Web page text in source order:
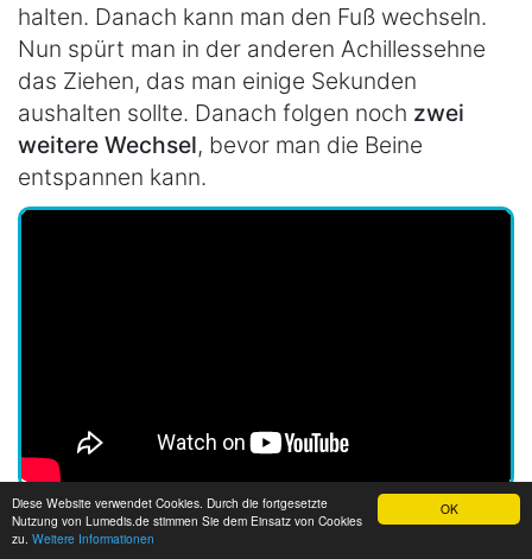
OK
Diese Website verwendet Cookies. Durch die fortgesetzte
Nutzung von Lumedis.de stimmen Sie dem Einsatz von Cookies
zu. Weitere Informationen
halten. Danach kann man den Fuß wechseln.
Nun spürt man in der anderen Achillessehne
das Ziehen, das man einige Sekunden
aushalten sollte. Danach folgen noch zwei
weitere Wechsel, bevor man die Beine
entspannen kann.
Dehnen an der Treppe sollte